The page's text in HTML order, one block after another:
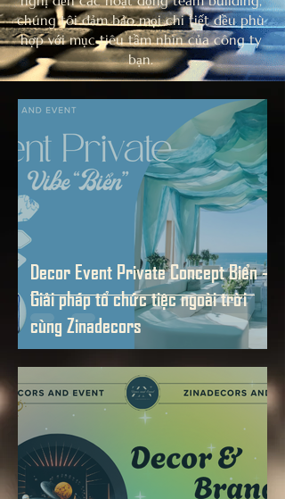
chúng tôi đảm bảo mọi chi tiết đều phù
hợp với mục tiêu tầm nhìn của công ty
bạn.
Decor Event Private Concept Biển -
Giải pháp tổ chức tiệc ngoài trời
cùng Zinadecors